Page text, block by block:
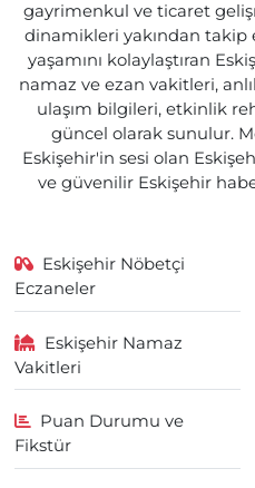
gayrimenkul ve ticaret
dinamikleri yakından takip
yaşamını kolaylaştıran
namaz ve ezan vakitleri,
ulaşım bilgileri, etkinlik
güncel olarak sunulur.
Eskişehir'in sesi olan
ve güvenilir Eskişehir
Eskişehir Nöbetçi
Eczaneler
Eskişehir Namaz
Vakitleri
Puan Durumu ve
Fikstür